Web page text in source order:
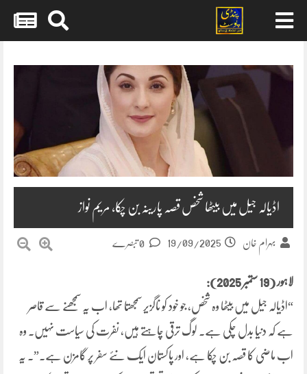
content
اڈیالہ جیل میں بیٹھا شخص قصہ پارینہ بن چکا، مریم نواز
بہرام خان 19/09/2025
لاہور (19 ستمبر 2025):
“اڈیالہ جیل میں بیٹھا وہ شخص، جو خود کو ناگزیر سمجھتا تھا، اب یہ سمجھنے سے قاصر
ہے کہ دنیا بدل چکی ہے۔ لوگ ترقی چاہتے ہیں، نفرت کی سیاست نہیں۔ وہ
اب ماضی کا قصہ بن چکا ہے، اور پاکستان ایک نئے سفر پر گامزن ہے۔”۔ یہ